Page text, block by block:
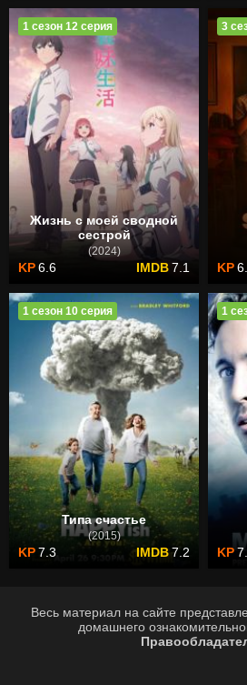
Жизнь с моей сводной
сестрой
(2024)
6.6 7.1
1 сезон 12 серия 3
Типа счастье
(2015)
7.3 7.2
1 сезон 10 серия 1
Весь материал на сайте
домашнего